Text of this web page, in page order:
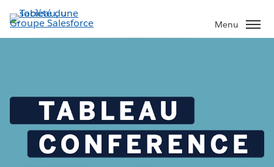
Aller
au
contenu
Menu